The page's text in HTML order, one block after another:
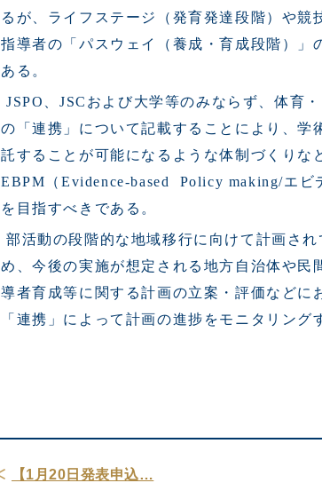
るが、ライフステージ（発育発達段階）や競
指導者の「パスウェイ（養成・育成段階）」
ある。
JSPO、JSCおよび大学等のみならず、体育
の「連携」について記載することにより、学
託することが可能になるような体制づくりな
EBPM（Evidence-based Policy making/エビ
を目指すべきである。
部活動の段階的な地域移行に向けて計画さ
め、今後の実施が想定される地方自治体や民
導者育成等に関する計画の立案・評価などに
「連携」によって計画の進捗をモニタリン
【1月20日発表申込…